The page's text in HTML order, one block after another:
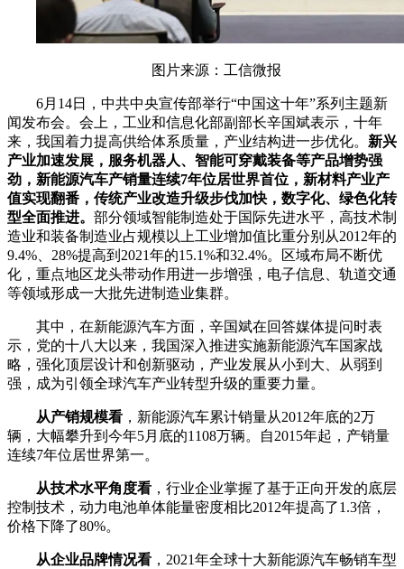
图片来源：工信微报
6月14日，中共中央宣传部举行“中国这十年”系列主题新
闻发布会。会上，工业和信息化部副部长辛国斌表示，十年
来，我国着力提高供给体系质量，产业结构进一步优化。 新兴
产业加速发展，服务机器人、智能可穿戴装备等产品增势强
劲，新能源汽车产销量连续7年位居世界首位，新材料产业产
值实现翻番，传统产业改造升级步伐加快，数字化、绿色化转
型全面推进。 部分领域智能制造处于国际先进水平，高技术制
造业和装备制造业占规模以上工业增加值比重分别从2012年的
9.4%、28%提高到2021年的15.1%和32.4%。区域布局不断优
化，重点地区龙头带动作用进一步增强，电子信息、轨道交通
等领域形成一大批先进制造业集群。
其中，在新能源汽车方面，辛国斌在回答媒体提问时表
示， 党的十八大以来，我国深入推进实施新能源汽车国家战
略，强化顶层设计和创新驱动，产业发展从小到大、从弱到
强，成为引领全球汽车产业转型升级的重要力量。
从产销规模看 ，新能源汽车累计销量从2012年底的2万
辆，大幅攀升到今年5月底的1108万辆。自2015年起，产销量
连续7年位居世界第一。
从技术水平角度看 ，行业企业掌握了基于正向开发的底层
控制技术，动力电池单体能量密度相比2012年提高了1.3倍，
价格下降了80%。
从企业品牌情况看 ，2021年全球十大新能源汽车畅销车型